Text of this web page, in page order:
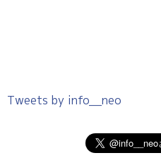
Tweets by info__neo